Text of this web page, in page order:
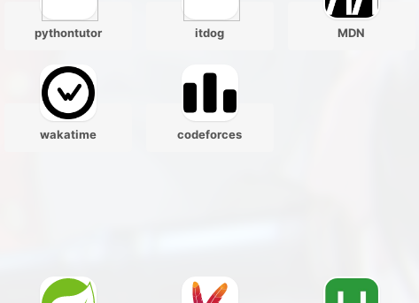
pythontutor itdog MDN
wakatime codeforces